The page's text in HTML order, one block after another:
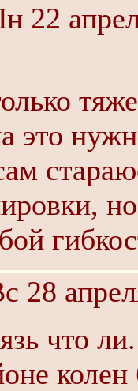
22
это
28
что ли.